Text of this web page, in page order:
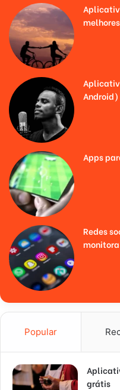
melhores
Android)
Apps
Redes
monitora
Popular
grátis